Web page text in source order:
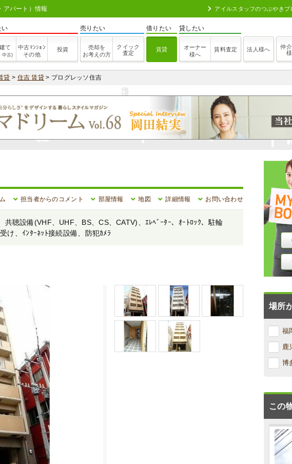
アパート）情報 アイルスタッフのつぶやきブ
い
て
中古)
中古ﾏﾝｼｮﾝ
その他
投資
売りたい
売却を
お考えの方
クイック
査定
借りたい
賃貸
貸したい
オーナー
様へ
賃料査定 法人様へ
仲
貸 > 住吉 賃貸 > プログレッソ住吉
担当者からのコメント 部屋情報 地図 詳細情報 お問い合わせ
聴設備(VHF、UHF、BS、CS、CATV)、ｴﾚﾍﾞｰﾀｰ、ｵｰﾄﾛｯｸ、駐輪
け、ｲﾝﾀｰﾈｯﾄ接続設備、防犯ｶﾒﾗ
場所
福
鹿
博
この